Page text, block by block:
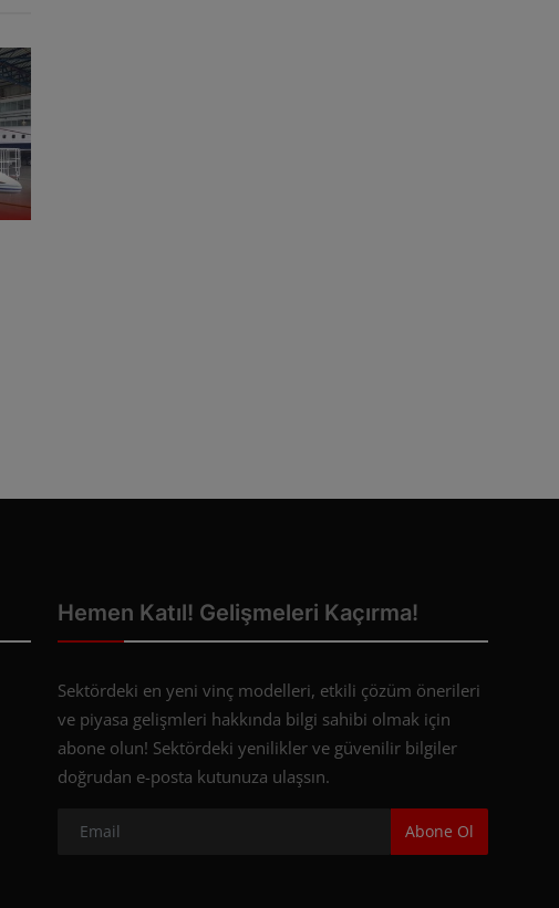
Hemen Katıl! Gelişmeleri Kaçırma!
Sektördeki en yeni vinç modelleri, etkili çözüm önerileri
ve piyasa gelişmleri hakkında bilgi sahibi olmak için
abone olun! Sektördeki yenilikler ve güvenilir bilgiler
doğrudan e-posta kutunuza ulaşsın.
Abone Ol